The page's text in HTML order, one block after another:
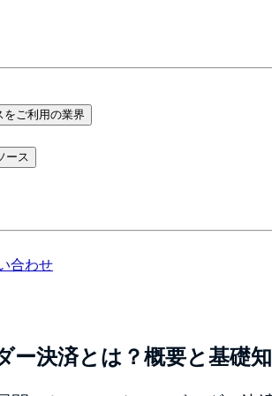
をご利用の業界
ース
合わせ
ー決済とは？概要と基礎